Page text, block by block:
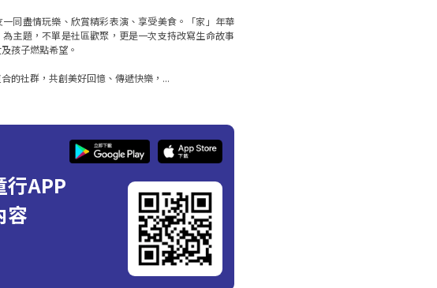
同盡情玩樂、欣賞精彩表演、享受美食。「家」年華
主題，不單是社區歡聚，更是一次支持改寫生命故事
孩子燃點希望。
的社群，共創美好回憶、傳遞快樂，...
行APP
容